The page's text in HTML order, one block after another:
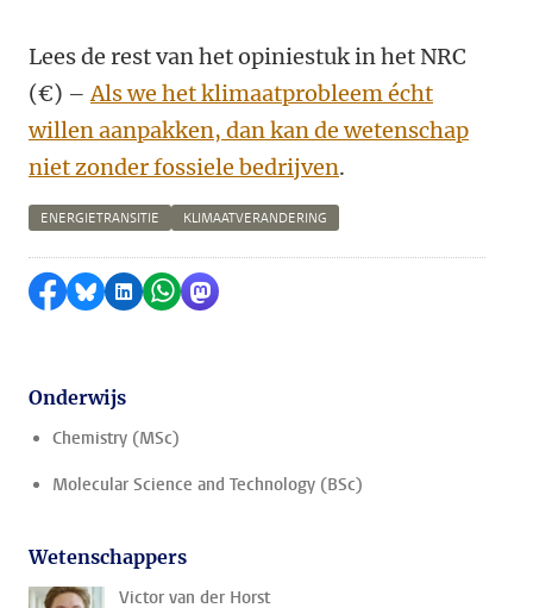
Lees de rest van het opiniestuk in het NRC
(€) –Als we het klimaatprobleem écht
willen aanpakken, dan kan de wetenschap
niet zonder fossiele bedrijven.
ENERGIETRANSITIE KLIMAATVERANDERING
Delen op Facebook
Delen via Bluesky
Delen op LinkedIn
Delen via WhatsApp
Delen via Mastodon
Onderwijs
Chemistry (MSc)
Molecular Science and Technology (BSc)
Wetenschappers
Victor van der Horst